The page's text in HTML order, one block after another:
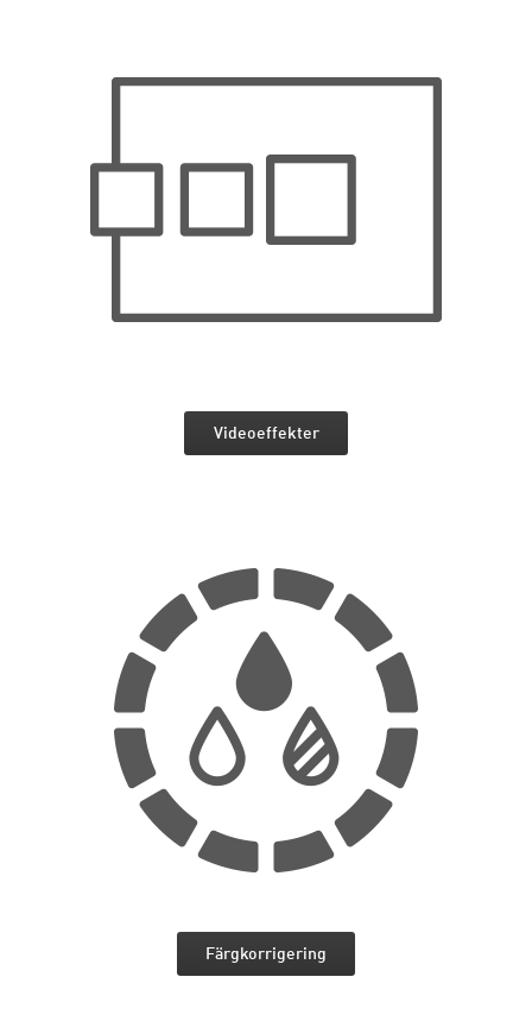
Videoeffekter
Färgkorrigering